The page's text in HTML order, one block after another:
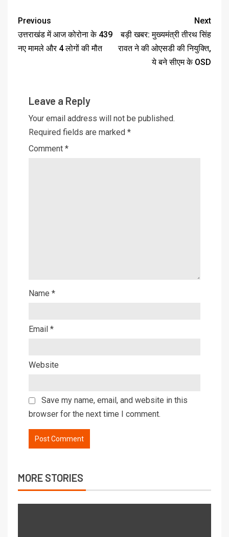
Previous
उत्तराखंड में आज कोरोना के 439
नए मामले और 4 लोगों की मौत
Next
बड़ी खबर: मुख्यमंत्री तीरथ सिंह
रावत ने की ओएसडी की नियुक्ति,
ये बने सीएम के OSD
Leave a Reply
Your email address will not be published.
Required fields are marked *
Comment *
Name *
Email *
Website
Save my name, email, and website in this
browser for the next time I comment.
MORE STORIES